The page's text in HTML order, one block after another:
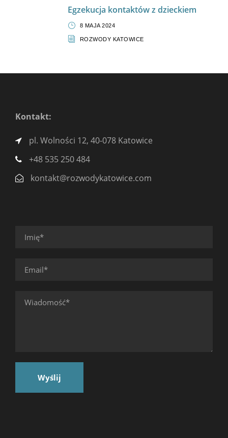
Egzekucja kontaktów z dzieckiem
8 MAJA 2024
ROZWODY KATOWICE
Kontakt:
pl. Wolności 12, 40-078 Katowice
+48 535 250 484
kontakt@rozwodykatowice.com